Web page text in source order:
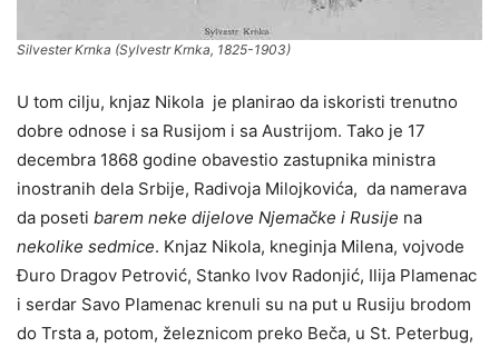
Silvester Krnka (Sylvestr Krnka, 1825-1903)
U tom cilju, knjaz Nikola je planirao da iskoristi trenutno
dobre odnose i sa Rusijom i sa Austrijom. Tako je 17
decembra 1868 godine obavestio zastupnika ministra
inostranih dela Srbije, Radivoja Milojkovića, da namerava
da poseti barem neke dijelove Njemačke i Rusije na
nekolike sedmice. Knjaz Nikola, kneginja Milena, vojvode
Đuro Dragov Petrović, Stanko Ivov Radonjić, Ilija Plamenac
i serdar Savo Plamenac krenuli su na put u Rusiju brodom
do Trsta a, potom, železnicom preko Beča, u St. Peterbug,